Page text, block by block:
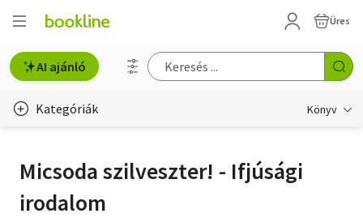
Üres
AI ajánló
Kategóriák Könyv
Erotika
Micsoda szilveszter! - Ifjúsági
irodalom